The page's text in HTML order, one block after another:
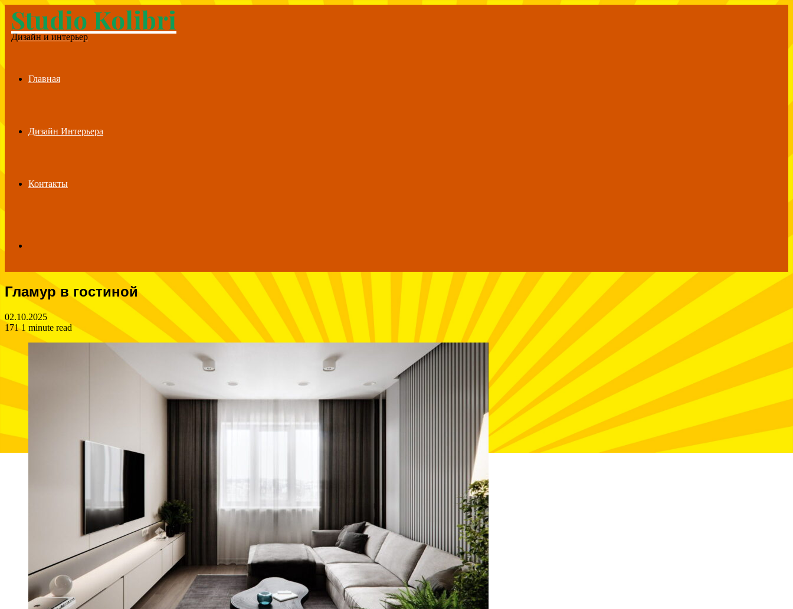
Menu
Studio Kolibri
Дизайн и интерьер
Главная
Дизайн Интерьера
Контакты
for
Гламур в гостиной
02.10.2025
1711 minute read